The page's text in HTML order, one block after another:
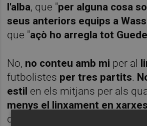
l'alba, que "per alguna cosa
seus anteriors equips a
que "açò ho arregla tot
No, no conteu amb mi per al
futbolistes per tres partits.
estil en els mitjans per als
menys el linxament en xarxes
després de l'experiència de